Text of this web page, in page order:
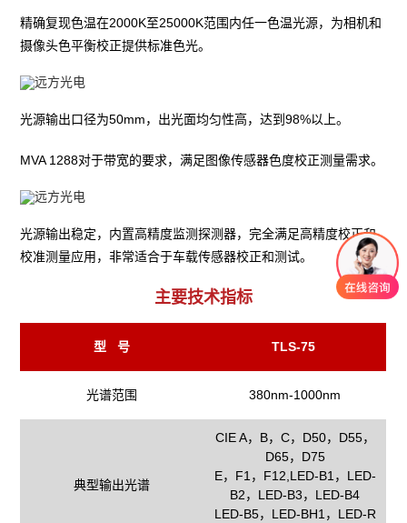
精确复现色温在2000K至25000K范围内任一色温光源，为相机和
摄像头色平衡校正提供标准色光。
光源输出口径为50mm，出光面均匀性高，达到98%以上。
MVA 1288对于带宽的要求，满足图像传感器色度校正测量需求。
光源输出稳定，内置高精度监测探测器，完全满足高精度校正和
校准测量应用，非常适合于车载传感器校正和测试。
主要技术指标
型 号 TLS-75
光谱范围 380nm-1000nm
典型输出光谱
CIE A，B，C，D50，D55，
D65，D75
E，F1，F12,LED-B1，LED-
B2，LED-B3，LED-B4
LED-B5，LED-BH1，LED-R